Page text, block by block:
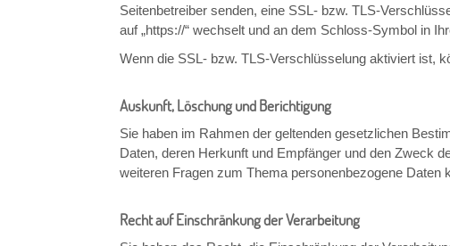
Seitenbetreiber senden, eine SSL- bzw. TLS-
auf „https://“ wechselt und an dem Schloss-Symbol in
Wenn die SSL- bzw. TLS-Verschlüsselung aktiviert ist,
Auskunft, Löschung und Berichtigung
Sie haben im Rahmen der geltenden gesetzlichen
Daten, deren Herkunft und Empfänger und den Zweck
weiteren Fragen zum Thema personenbezogene
Recht auf Einschränkung der Verarbeitung